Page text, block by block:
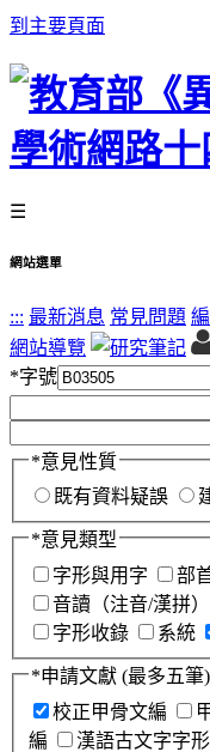
到主要頁面
☰
網站選單
::: 最新消息 常見問題
網站導覽
*字號
*意見性質
既有資料疑誤
*意見類型
字形與用字
部
音讀（注音/漢拼）
字形收錄
系統
*申請文獻 (最多五筆)
校正甲骨文編
編
漢語古文字字